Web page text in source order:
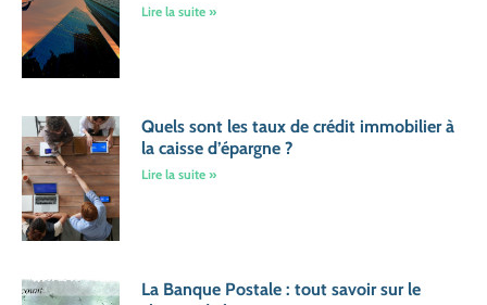
Lire la suite »
Quels sont les taux de crédit immobilier à
la caisse d’épargne ?
Lire la suite »
La Banque Postale : tout savoir sur le